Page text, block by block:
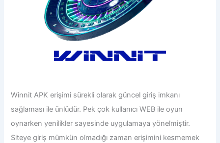
Winnit APKerişimi sürekli olarak güncel giriş imkanı
sağlaması ile ünlüdür. Pek çok kullanıcı WEB ile oyun
oynarken yenilikler sayesinde uygulamaya yönelmiştir.
Siteye giriş mümkün olmadığı zaman erişimini kesmemek